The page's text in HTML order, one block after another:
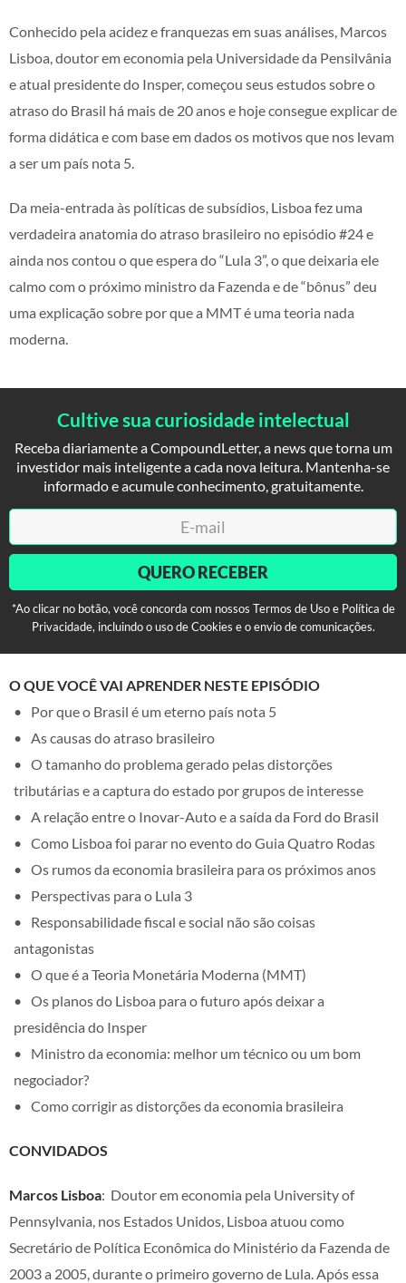
Conhecido pela acidez e franquezas em suas análises, Marcos
Lisboa, doutor em economia pela Universidade da Pensilvânia
e atual presidente do Insper, começou seus estudos sobre o
atraso do Brasil há mais de 20 anos e hoje consegue explicar de
forma didática e com base em dados os motivos que nos levam
a ser um país nota 5.
Da meia-entrada às políticas de subsídios, Lisboa fez uma
verdadeira anatomia do atraso brasileiro no episódio #24 e
ainda nos contou o que espera do “Lula 3”, o que deixaria ele
calmo com o próximo ministro da Fazenda e de “bônus” deu
uma explicação sobre por que a MMT é uma teoria nada
moderna.
Cultive sua curiosidade intelectual
Receba diariamente a CompoundLetter, a news que torna um
investidor mais inteligente a cada nova leitura. Mantenha-se
informado e acumule conhecimento, gratuitamente.
QUERO RECEBER
*Ao clicar no botão, você concorda com nossos Termos de Uso e Política de
Privacidade, incluindo o uso de Cookies e o envio de comunicações.
O QUE VOCÊ VAI APRENDER NESTE EPISÓDIO
Por que o Brasil é um eterno país nota 5
As causas do atraso brasileiro
O tamanho do problema gerado pelas distorções
tributárias e a captura do estado por grupos de interesse
A relação entre o Inovar-Auto e a saída da Ford do Brasil
Como Lisboa foi parar no evento do Guia Quatro Rodas
Os rumos da economia brasileira para os próximos anos
Perspectivas para o Lula 3
Responsabilidade fiscal e social não são coisas
antagonistas
O que é a Teoria Monetária Moderna (MMT)
Os planos do Lisboa para o futuro após deixar a
presidência do Insper
Ministro da economia: melhor um técnico ou um bom
negociador?
Como corrigir as distorções da economia brasileira
CONVIDADOS
Marcos Lisboa: Doutor em economia pela University of
Pennsylvania, nos Estados Unidos, Lisboa atuou como
Secretário de Política Econômica do Ministério da Fazenda de
2003 a 2005, durante o primeiro governo de Lula. Após essa